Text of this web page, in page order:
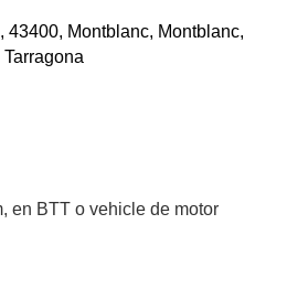
43400, Montblanc, Montblanc,
en BTT o vehicle de motor